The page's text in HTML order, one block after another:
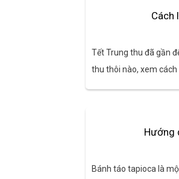
Cách
Tết Trung thu đã gần
thu thôi nào, xem
Hướng
Bánh táo tapioca là